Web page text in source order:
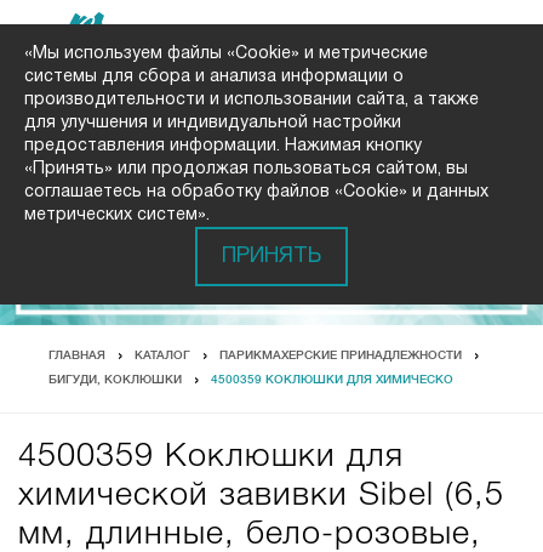
ГЛАВНАЯ КАТАЛОГ ПАРИКМАХЕРСКИЕ ПРИНАДЛЕЖНОСТИ
БИГУДИ, КОКЛЮШКИ 4500359 КОКЛЮШКИ ДЛЯ ХИМИЧЕСКО
4500359 Коклюшки для
химической завивки Sibel (6,5
мм, длинные, бело-розовые,
«Мы используем файлы «Cookie» и метрические
системы для сбора и анализа информации о
производительности и использовании сайта, а также
для улучшения и индивидуальной настройки
предоставления информации. Нажимая кнопку
«Принять» или продолжая пользоваться сайтом, вы
соглашаетесь на обработку файлов «Cookie» и данных
метрических систем».
ПРИНЯТЬ